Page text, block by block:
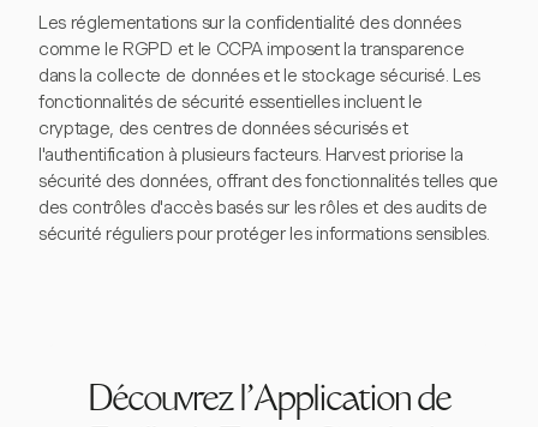
Les réglementations sur la confidentialité des données
comme le RGPD et le CCPA imposent la transparence
dans la collecte de données et le stockage sécurisé. Les
fonctionnalités de sécurité essentielles incluent le
cryptage, des centres de données sécurisés et
l'authentification à plusieurs facteurs. Harvest priorise la
sécurité des données, offrant des fonctionnalités telles que
des contrôles d'accès basés sur les rôles et des audits de
sécurité réguliers pour protéger les informations sensibles.
Découvrez l'Application de